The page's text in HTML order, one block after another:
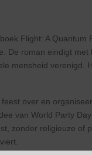
Flight: A Quantum
De roman eindigt
mensheid verenigd.
over en
van World Party
zonder religieuze of